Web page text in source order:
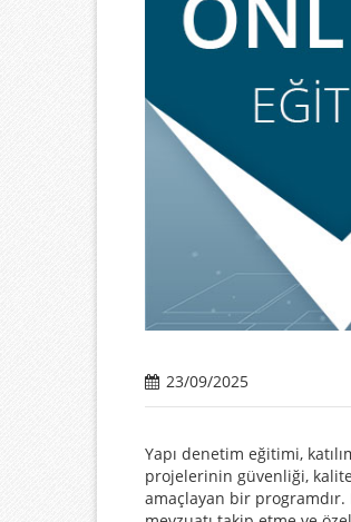
23/09/2025
Yapı denetim eğitimi,
projelerinin güvenliği,
amaçlayan bir